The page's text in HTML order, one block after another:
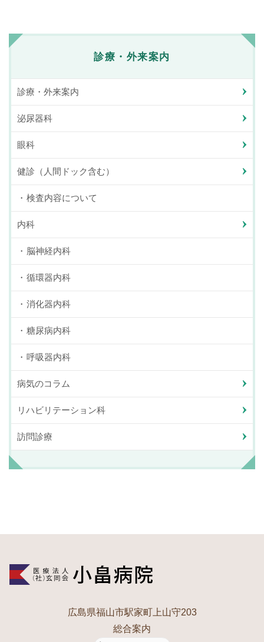
診療・外来案内
診療・外来案内
泌尿器科
眼科
健診（人間ドック含む）
検査内容について
内科
脳神経内科
循環器内科
消化器内科
糖尿病内科
呼吸器内科
病気のコラム
リハビリテーション科
訪問診療
広島県福山市駅家町上山守203
総合案内